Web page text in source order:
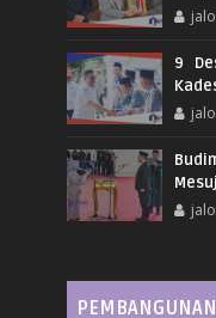
9
PEMBANGUNAN